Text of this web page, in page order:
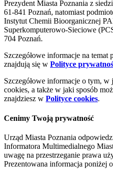
Prezydent Miasta Poznania z
61-841 Poznań, natomiast
Instytut Chemii Bioorganicznej
Superkomputerowo-Sieciowe
704 Poznań.
Szczegółowe informacje na
znajdują się w Polityce
Szczegółowe informacje o tym,
cookies, a także w jaki sposób
znajdziesz w Polityce cookies.
Cenimy Twoją prywatność
Urząd Miasta Poznania
Informatora Multimedialnego
uwagę na przestrzeganie prawa
Prezentowana informacja poniżej